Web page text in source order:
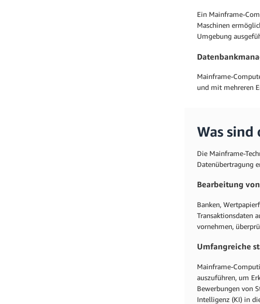
Ein Mainframe-
Maschinen
Umgebung
Mainframe-
und mit mehreren
Was sind
Die Mainframe-
Datenübertragung
Bearbeitung
Banken,
Transaktionsdaten
vornehmen,
Umfangreiche
Mainframe-
auszuführen, um
Bewerbungen von
Intelligenz (KI) in